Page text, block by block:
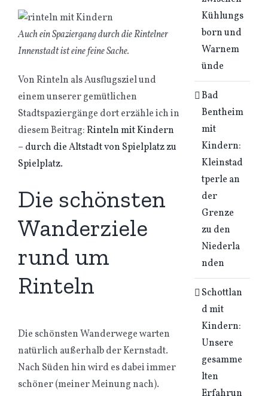
Auch ein Spaziergang durch die Rintelner
Innenstadt ist eine feine Sache.
Von Rinteln als Ausflugsziel und
einem unserer gemütlichen
Stadtspaziergänge dort erzähle ich in
diesem Beitrag:Rinteln mit Kindern
– durch die Altstadt von Spielplatz zu
Spielplatz.
Die schönsten
Wanderziele
rund um
Rinteln
Die schönsten Wanderwege warten
natürlich außerhalb der Kernstadt.
Nach Süden hin wird es dabei immer
schöner (meiner Meinung nach).
Kühlungs
born und
Warnem
ünde
Bad
Bentheim
mit
Kindern:
Kleinstad
tperle an
der
Grenze
zu den
Niederla
nden
Schottlan
d mit
Kindern:
Unsere
gesamme
lten